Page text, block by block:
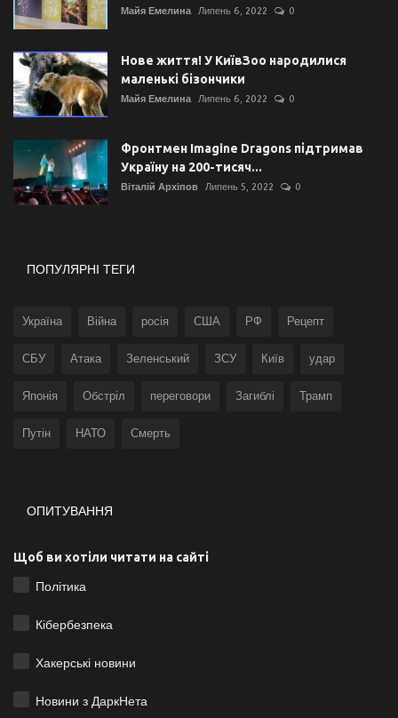
Майя Емелина Липень 6, 2022 0
Нове життя! У КиївЗоо народилися
маленькі бізончики
Майя Емелина Липень 6, 2022 0
Фронтмен Imagine Dragons підтримав
Україну на 200-тисяч...
Віталій Архіпов Липень 5, 2022 0
ПОПУЛЯРНІ ТЕГИ
Україна Війна росія США РФ Рецепт
СБУ Атака Зеленський ЗСУ Київ удар
Японія Обстріл переговори Загиблі Трамп
Путін НАТО Смерть
ОПИТУВАННЯ
Щоб ви хотіли читати на сайті
Політика
Кібербезпека
Хакерські новини
Новини з ДаркНета